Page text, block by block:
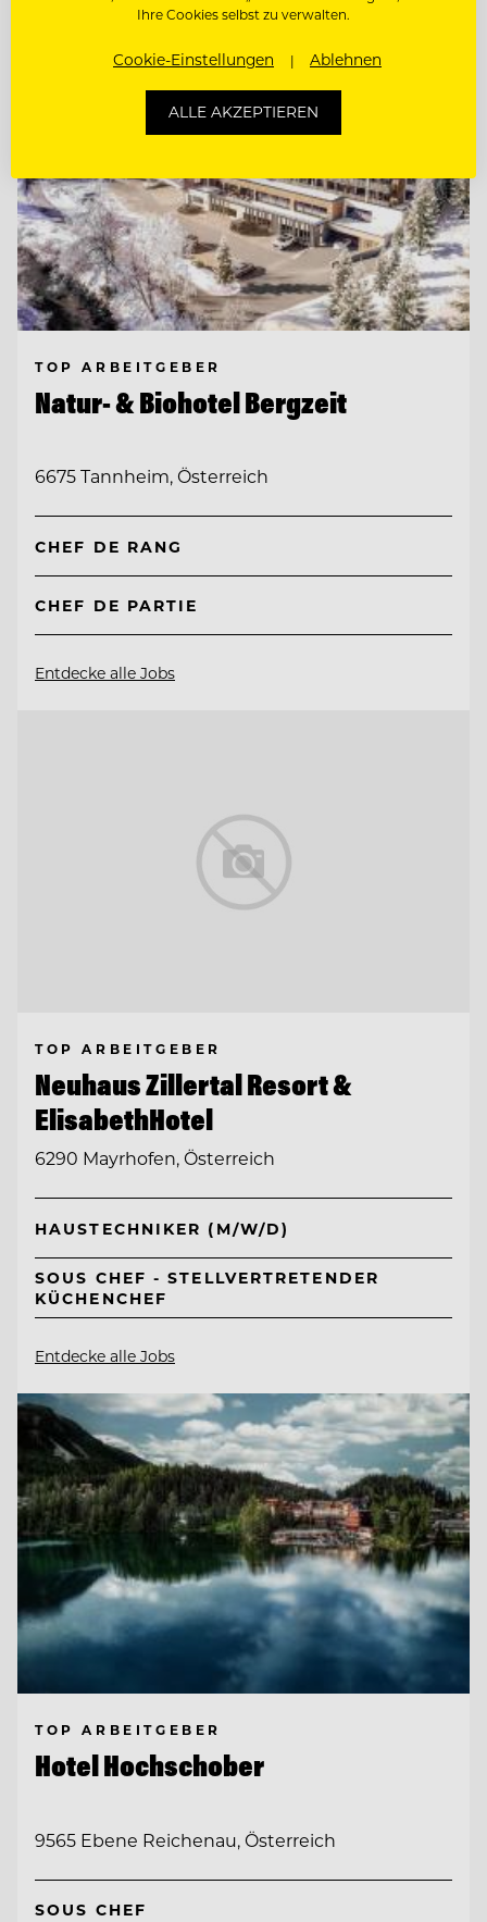
TOP ARBEITGEBER
Natur- & Biohotel Bergzeit
6675 Tannheim, Österreich
CHEF DE RANG
CHEF DE PARTIE
Entdecke alle Jobs
TOP ARBEITGEBER
Neuhaus Zillertal Resort &
ElisabethHotel
6290 Mayrhofen, Österreich
HAUSTECHNIKER (M/W/D)
SOUS CHEF - STELLVERTRETENDER
KÜCHENCHEF
Entdecke alle Jobs
TOP ARBEITGEBER
Hotel Hochschober
9565 Ebene Reichenau, Österreich
SOUS CHEF
Ihre Cookies selbst zu verwalten.
Cookie-Einstellungen Ablehnen
ALLE AKZEPTIEREN